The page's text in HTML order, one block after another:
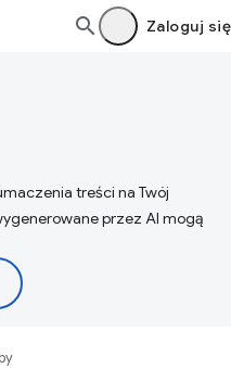
Zaloguj się
treści na Twój
przez AI mogą